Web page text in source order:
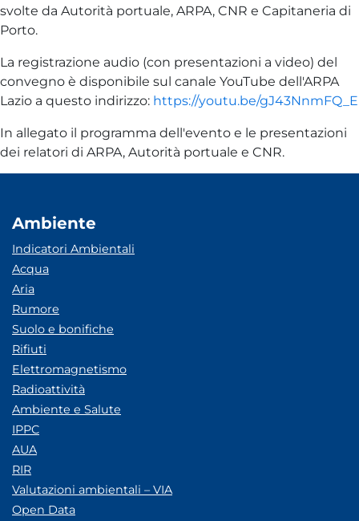
svolte da Autorità portuale, ARPA, CNR e Capitaneria di
Porto.
La registrazione audio (con presentazioni a video) del
convegno è disponibile sul canale YouTube dell'ARPA
Lazio a questo indirizzo: https://youtu.be/gJ43NnmFQ_E
In allegato il programma dell'evento e le presentazioni
dei relatori di ARPA, Autorità portuale e CNR.
Ambiente
Indicatori Ambientali
Acqua
Aria
Rumore
Suolo e bonifiche
Rifiuti
Elettromagnetismo
Radioattività
Ambiente e Salute
IPPC
AUA
RIR
Valutazioni ambientali – VIA
Open Data